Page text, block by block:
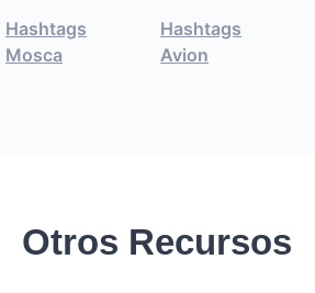
Hashtags
Mosca
Hashtags
Avion
Otros Recursos